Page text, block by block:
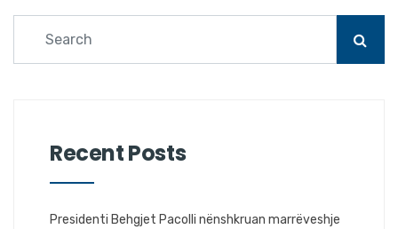
Recent Posts
Presidenti Behgjet Pacolli nënshkruan marrëveshje